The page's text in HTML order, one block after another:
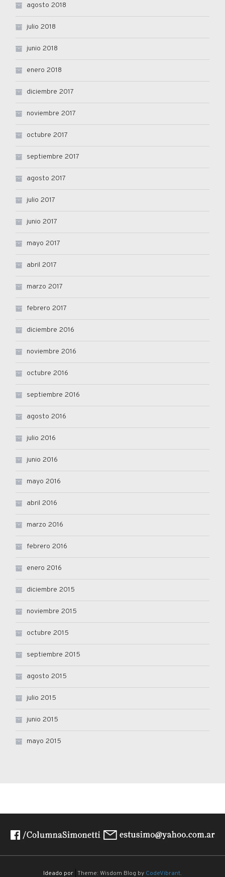
agosto 2018
julio 2018
junio 2018
enero 2018
diciembre 2017
noviembre 2017
octubre 2017
septiembre 2017
agosto 2017
julio 2017
junio 2017
mayo 2017
abril 2017
marzo 2017
febrero 2017
diciembre 2016
noviembre 2016
octubre 2016
septiembre 2016
agosto 2016
julio 2016
junio 2016
mayo 2016
abril 2016
marzo 2016
febrero 2016
enero 2016
diciembre 2015
noviembre 2015
octubre 2015
septiembre 2015
agosto 2015
julio 2015
junio 2015
mayo 2015
Ideado por Theme: Wisdom Blog by CodeVibrant.